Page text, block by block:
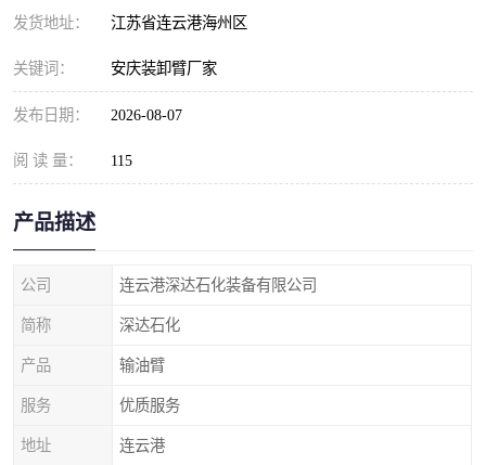
发货地址： 江苏省连云港海州区
关键词： 安庆装卸臂厂家
发布日期： 2026-08-07
阅 读 量： 115
产品描述
公司 连云港深达石化装备有限公司
简称 深达石化
产品 输油臂
服务 优质服务
地址 连云港